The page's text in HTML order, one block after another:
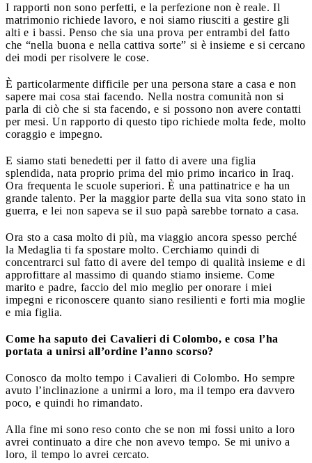
I rapporti non sono perfetti, e la perfezione non è reale. Il
matrimonio richiede lavoro, e noi siamo riusciti a gestire gli
alti e i bassi. Penso che sia una prova per entrambi del fatto
che “nella buona e nella cattiva sorte” si è insieme e si cercano
dei modi per risolvere le cose.
È particolarmente difficile per una persona stare a casa e non
sapere mai cosa stai facendo. Nella nostra comunità non si
parla di ciò che si sta facendo, e si possono non avere contatti
per mesi. Un rapporto di questo tipo richiede molta fede, molto
coraggio e impegno.
E siamo stati benedetti per il fatto di avere una figlia
splendida, nata proprio prima del mio primo incarico in Iraq.
Ora frequenta le scuole superiori. È una pattinatrice e ha un
grande talento. Per la maggior parte della sua vita sono stato in
guerra, e lei non sapeva se il suo papà sarebbe tornato a casa.
Ora sto a casa molto di più, ma viaggio ancora spesso perché
la Medaglia ti fa spostare molto. Cerchiamo quindi di
concentrarci sul fatto di avere del tempo di qualità insieme e di
approfittare al massimo di quando stiamo insieme. Come
marito e padre, faccio del mio meglio per onorare i miei
impegni e riconoscere quanto siano resilienti e forti mia moglie
e mia figlia.
Come ha saputo dei Cavalieri di Colombo, e cosa l’ha
portata a unirsi all’ordine l’anno scorso?
Conosco da molto tempo i Cavalieri di Colombo. Ho sempre
avuto l’inclinazione a unirmi a loro, ma il tempo era davvero
poco, e quindi ho rimandato.
Alla fine mi sono reso conto che se non mi fossi unito a loro
avrei continuato a dire che non avevo tempo. Se mi univo a
loro, il tempo lo avrei cercato.